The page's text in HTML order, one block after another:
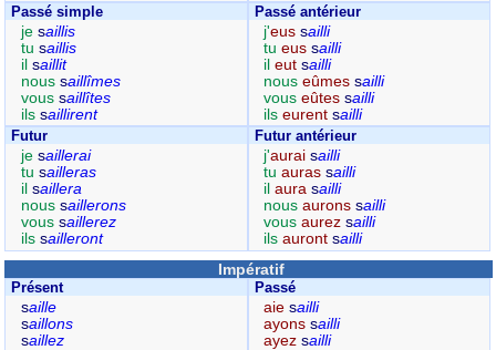
Passé simple
je saillis
tu saillis
il saillit
nous saillîmes
vous saillîtes
ils saillirent
Passé antérieur
j'eus sailli
tueus sailli
ileut sailli
nouseûmes sailli
vouseûtes sailli
ilseurent sailli
Futur
je saillerai
tu sailleras
il saillera
nous saillerons
vous saillerez
ils sailleront
Futur antérieur
j'aurai sailli
tuauras sailli
ilaura sailli
nousaurons sailli
vousaurez sailli
ilsauront sailli
Impératif
Présent
saille
saillons
saillez
Passé
aie sailli
ayons sailli
ayez sailli